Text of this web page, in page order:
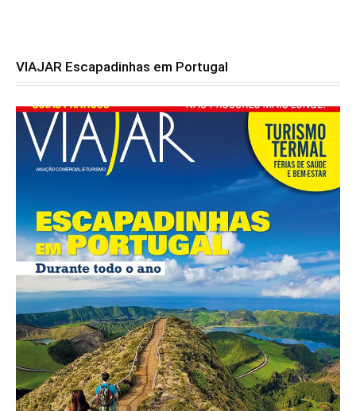
VIAJAR Escapadinhas em Portugal